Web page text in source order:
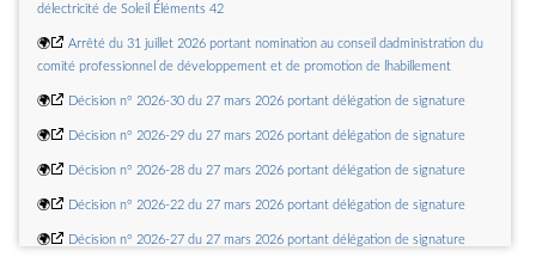
🌍
IS - Augmentation du plafond de lavantage fiscal procuré aux uvres
n° 2026-103 du 19 février 2026 de finances pour 2026, art. 85)
dépenses de production exécutive doeuvres cinématographiques et
audiovisuelles étrangères, instauration dune clause dantériorité et modification
2026-103 du 19 février 2026 de finances pour 2026, art. 86, art. 87 et art. 88)
Organismes privés autres que les sociétés - Organismes réalisant des activités
lucratives accessoires - Franchise
délectricité de Soleil Éléments 42
🌍
Arrêté du 31 juillet 2026 portant nomination au conseil dadministration du
comité professionnel de développement et de promotion de lhabillement
🌍 Décision n° 2026-30 du 27 mars 2026 portant délégation de signature
🌍 Décision n° 2026-29 du 27 mars 2026 portant délégation de signature
🌍 Décision n° 2026-28 du 27 mars 2026 portant délégation de signature
🌍 Décision n° 2026-22 du 27 mars 2026 portant délégation de signature
🌍 Décision n° 2026-27 du 27 mars 2026 portant délégation de signature